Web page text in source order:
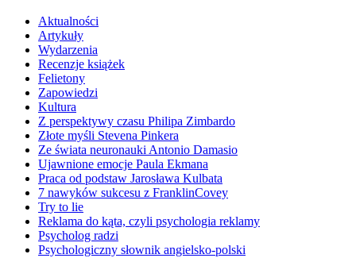
Aktualności
Artykuły
Wydarzenia
Recenzje książek
Felietony
Zapowiedzi
Kultura
Z perspektywy czasu Philipa Zimbardo
Złote myśli Stevena Pinkera
Ze świata neuronauki Antonio Damasio
Ujawnione emocje Paula Ekmana
Praca od podstaw Jarosława Kulbata
7 nawyków sukcesu z FranklinCovey
Try to lie
Reklama do kąta, czyli psychologia reklamy
Psycholog radzi
Psychologiczny słownik angielsko-polski